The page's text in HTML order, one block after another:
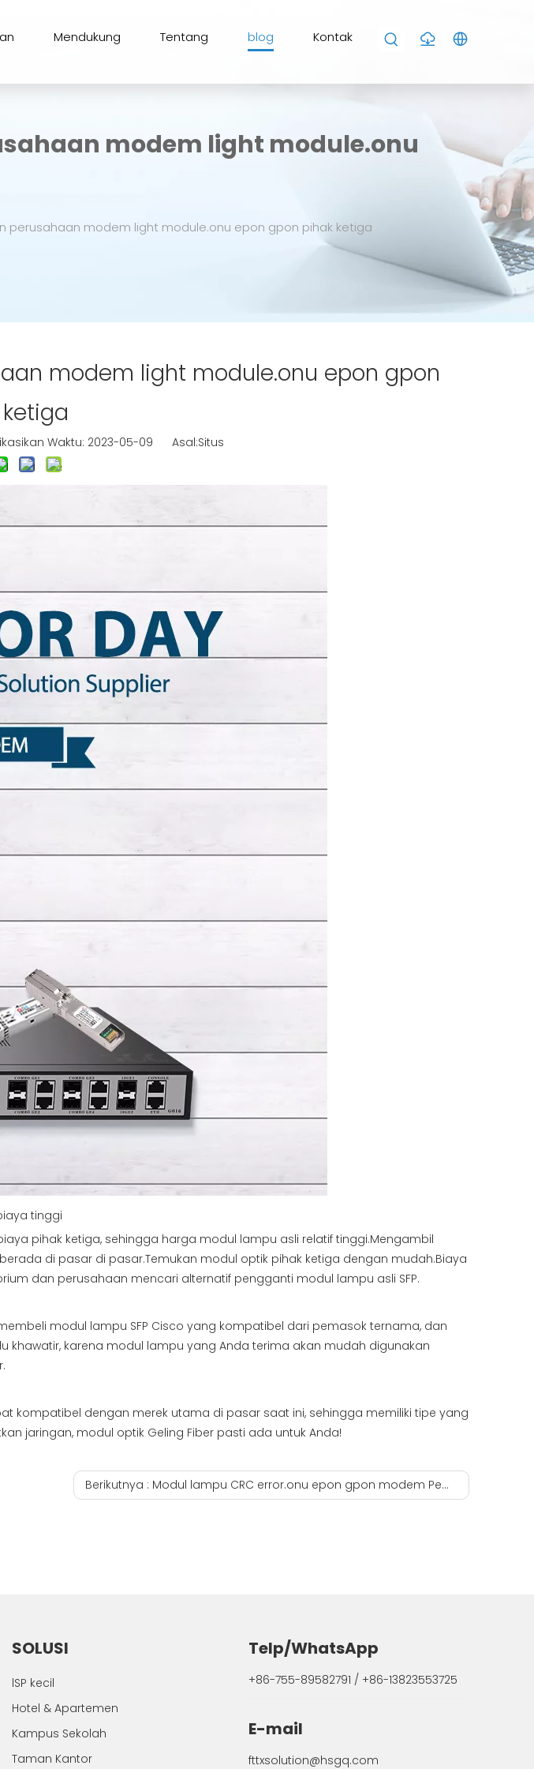
Mendukung Tentang blog Kontak
modem light module.onu
perusahaan modem light module.onu epon gpon pihak ketiga
modem light module.onu epon gpon
Waktu: 2023-05-09 Asal:Situs
tinggi
pihak ketiga, sehingga harga modul lampu asli relatif tinggi.Mengambil
di pasar di pasar.Temukan modul optik pihak ketiga dengan mudah.Biaya
dan perusahaan mencari alternatif pengganti modul lampu asli SFP.
modul lampu SFP Cisco yang kompatibel dari pemasok ternama, dan
karena modul lampu yang Anda terima akan mudah digunakan
kompatibel dengan merek utama di pasar saat ini, sehingga memiliki tipe yang
jaringan, modul optik Geling Fiber pasti ada untuk Anda!
Berikutnya : Modul lampu CRC error.onu epon gpon modem Pemrosesan
SOLUSI
lSP kecil
Hotel & Apartemen
Kampus Sekolah
Taman Kantor
Telp/WhatsApp
+86-755-89582791 / +86-13823553725
E-mail
fttxsolution@hsgq.com